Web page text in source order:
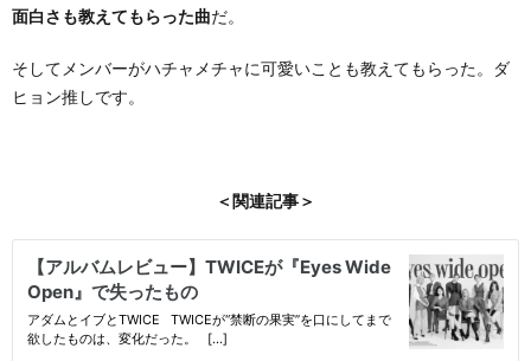
面白さも教えてもらった曲だ。
そしてメンバーがハチャメチャに可愛いことも教えてもらった。ダ
ヒョン推しです。
＜関連記事＞